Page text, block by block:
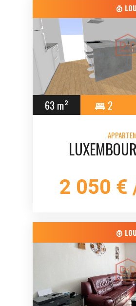
63 m² 2
2 050 €